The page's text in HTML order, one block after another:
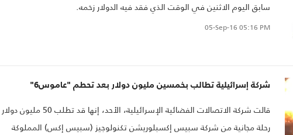
سابق اليوم الاثنين في الوقت الذي فقد فيه الدولار زخمه.
05-Sep-16 05:16 PM
شركة إسرائيلية تطالب بخمسين مليون دولار بعد تحطم "عاموس6"
قالت شركة الاتصالات الفضائية الإسرائيلية، الأحد، إنها قد تطلب
رحلة مجانية من شركة سبيس إكسبلوريشن تكنولوجيز (سبيس إكس) المملوكة